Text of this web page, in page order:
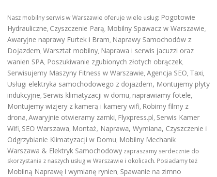
Nasz mobilny serwis w Warszawie oferuje wiele usług: Pogotowie
Hydrauliczne, Czyszczenie Parą, Mobilny Spawacz w Warszawie,
Awaryjne naprawy Furtek i Bram, Naprawy Samochodów z
Dojazdem, Warsztat mobilny, Naprawa i serwis jacuzzi oraz
wanien SPA, Poszukiwanie zgubionych złotych obrączek,
Serwisujemy Maszyny Fitness w Warszawie, Agencja SEO, Taxi,
Usługi elektryka samochodowego z dojazdem, Montujemy płyty
indukcyjne, Serwis klimatyzacji w domu, naprawiamy fotele,
Montujemy wizjery z kamerą i kamery wifi, Robimy filmy z
drona, Awaryjnie otwieramy zamki, Flyxpress.pl, Serwis Kamer
Wifi, SEO Warszawa, Montaż, Naprawa, Wymiana, Czyszczenie i
Odgrzybianie Klimatyzacji w Domu, Mobilny Mechanik
Warszawa & Elektryk Samochodowy zapraszamy serdecznie do
skorzystania z naszych usług w Warszawie i okolicach. Posiadamy też
Mobilną Naprawę i wymianę rynien, Spawanie na zimno